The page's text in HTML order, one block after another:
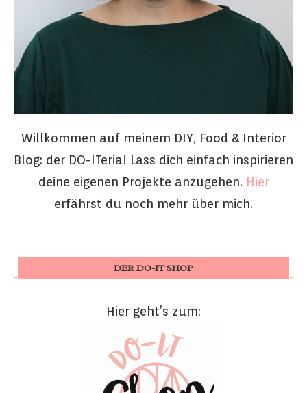
Willkommen auf meinem DIY, Food & Interior
Blog: der DO-ITeria! Lass dich einfach inspirieren
deine eigenen Projekte anzugehen. Hier
erfährst du noch mehr über mich.
DER DO-IT SHOP
Hier geht’s zum: